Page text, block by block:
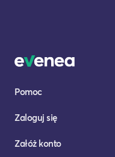
Pomoc
Zaloguj się
Załóż konto